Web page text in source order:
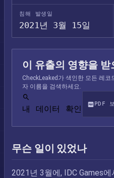
침해 발생일
2021년 3월 15일
이 유출의 영향을 받
CheckLeaked가 색인한 모든 레
자 이름을 검색하세요.
내 데이터 확인
PDF
무슨 일이 있었나
2021년 3월에, IDC Games